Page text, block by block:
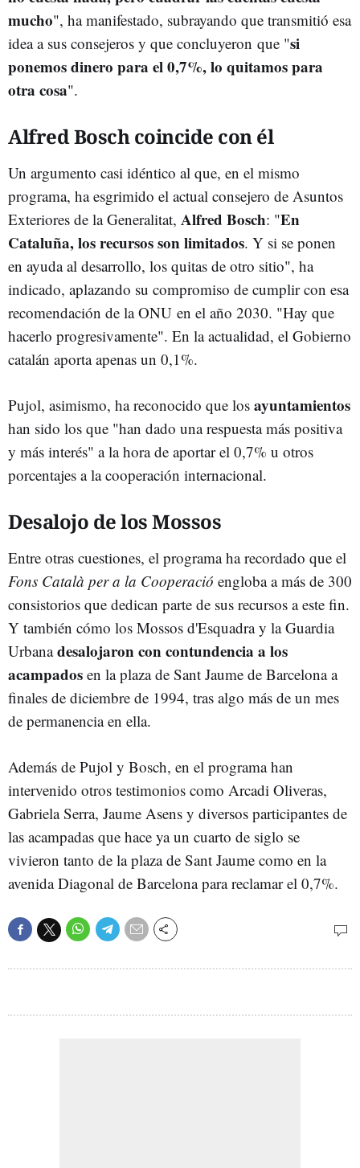
mucho", ha manifestado, subrayando que transmitió esa
idea a sus consejeros y que concluyeron que "si
ponemos dinero para el 0,7%, lo quitamos para
otra cosa".
Alfred Bosch coincide con él
Un argumento casi idéntico al que, en el mismo
programa, ha esgrimido el actual consejero de Asuntos
Exteriores de la Generalitat, Alfred Bosch: "En
Cataluña, los recursos son limitados. Y si se ponen
en ayuda al desarrollo, los quitas de otro sitio", ha
indicado, aplazando su compromiso de cumplir con esa
recomendación de la ONU en el año 2030. "Hay que
hacerlo progresivamente". En la actualidad, el Gobierno
catalán aporta apenas un 0,1%.
Pujol, asimismo, ha reconocido que los ayuntamientos
han sido los que "han dado una respuesta más positiva
y más interés" a la hora de aportar el 0,7% u otros
porcentajes a la cooperación internacional.
Desalojo de los Mossos
Entre otras cuestiones, el programa ha recordado que el
Fons Català per a la Cooperació engloba a más de 300
consistorios que dedican parte de sus recursos a este fin.
Y también cómo los Mossos d'Esquadra y la Guardia
Urbanadesalojaron con contundencia a los
acampados en la plaza de Sant Jaume de Barcelona a
finales de diciembre de 1994, tras algo más de un mes
de permanencia en ella.
Además de Pujol y Bosch, en el programa han
intervenido otros testimonios como Arcadi Oliveras,
Gabriela Serra, Jaume Asens y diversos participantes de
las acampadas que hace ya un cuarto de siglo se
vivieron tanto de la plaza de Sant Jaume como en la
avenida Diagonal de Barcelona para reclamar el 0,7%.